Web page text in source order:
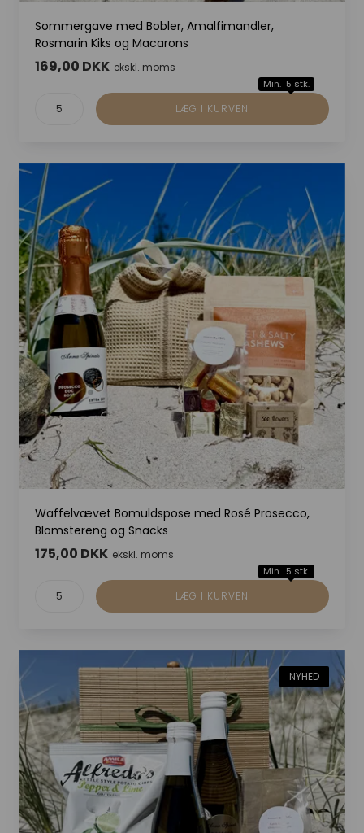
Sommergave med Bobler, Amalfimandler,
Rosmarin Kiks og Macarons
169,00 DKK ekskl. moms
Min. 5 stk.
Waffelvævet Bomuldspose med Rosé Prosecco,
Blomstereng og Snacks
175,00 DKK ekskl. moms
Min. 5 stk.
NYHED